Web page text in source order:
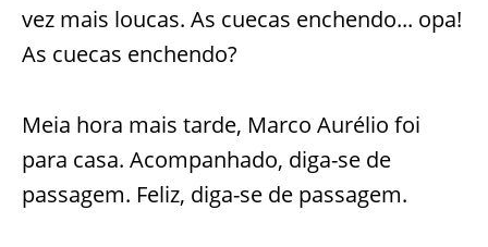
vez mais loucas. As cuecas enchendo... opa!
As cuecas enchendo?
Meia hora mais tarde, Marco Aurélio foi
para casa. Acompanhado, diga-se de
passagem. Feliz, diga-se de passagem.